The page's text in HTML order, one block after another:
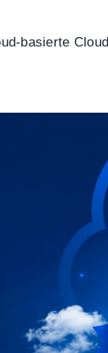
basierte